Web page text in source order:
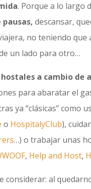
. Porque a lo largo
descansar,
no teniendo que
un lado para otro…
a cambio de
para abaratar el
ya “clásicas” como
o HospitalyClub),
…) o trabajar unas
, Help and Host,
considerar: al